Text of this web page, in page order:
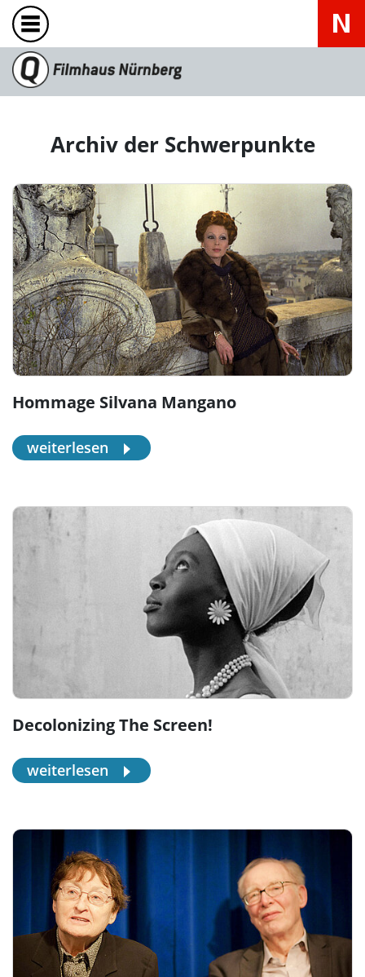
Archiv der Schwerpunkte
Hommage Silvana Mangano
weiterlesen
Decolonizing The Screen!
weiterlesen